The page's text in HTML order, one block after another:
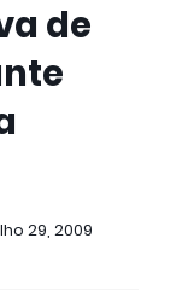
de
29, 2009